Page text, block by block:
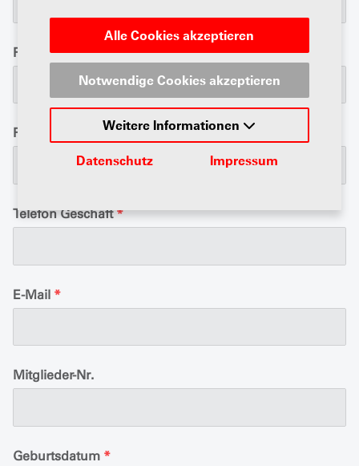
Alle Cookies akzeptieren
Notwendige Cookies akzeptieren
Weitere Informationen
Datenschutz Impressum
Postfach
PLZ / Ort
Telefon Geschäft*
E-Mail *
Mitglieder-Nr.
Geburtsdatum *